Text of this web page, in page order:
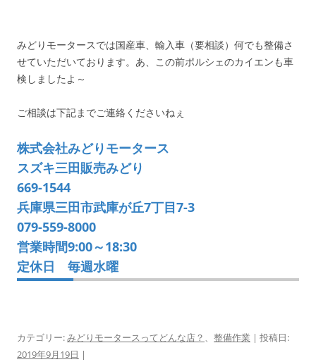
みどりモータースでは国産車、輸入車（要相談）何でも整備さ
せていただいております。あ、この前ポルシェのカイエンも車
検しましたよ～
ご相談は下記までご連絡くださいねぇ
株式会社みどりモータース
スズキ三田販売みどり
669-1544
兵庫県三田市武庫が丘7丁目7-3
079-559-8000
営業時間9:00～18:30
定休日 毎週水曜
カテゴリー:みどりモータースってどんな店？ 、 整備作業 | 投稿日:
2019年9月19日 |